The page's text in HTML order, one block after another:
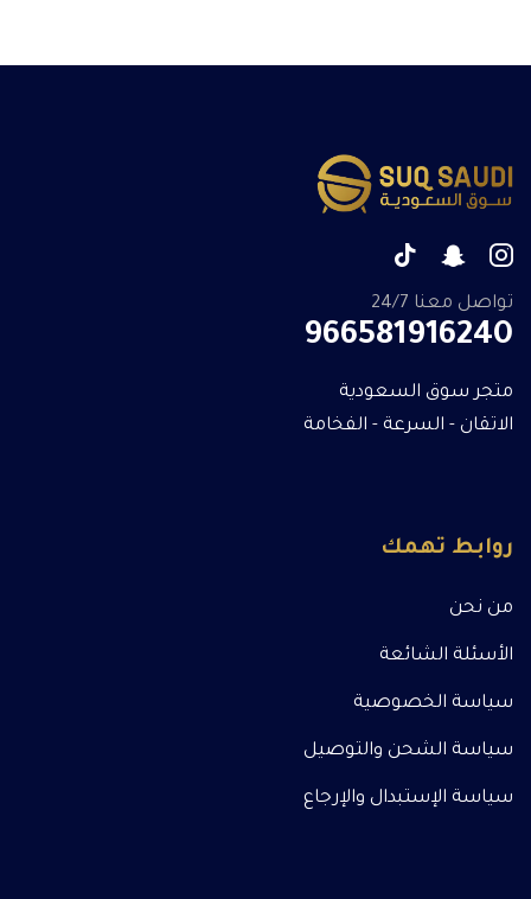
تواصل معنا 24/7
966581916240
متجر سوق السعودية
الاتقان - السرعة - الفخامة
روابط تهمك
من نحن
الأسئلة الشائعة
سياسة الخصوصية
سياسة الشحن والتوصيل
سياسة الإستبدال والإرجاع